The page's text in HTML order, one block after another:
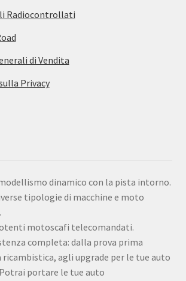
Radiocontrollati
di Vendita
Privacy
dinamico con la pista intorno.
tipologie di macchine e moto
motoscafi telecomandati.
completa: dalla prova prima
ricambistica, agli upgrade per le tue auto
portare le tue auto